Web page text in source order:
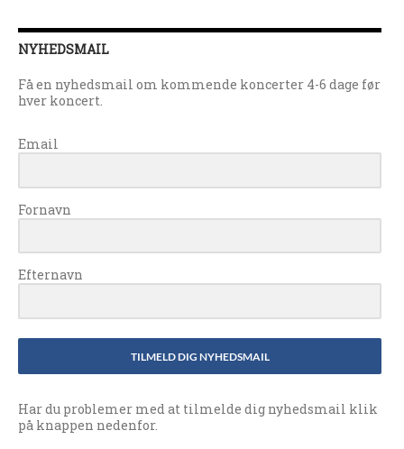
NYHEDSMAIL
Få en nyhedsmail om kommende koncerter 4-6 dage før
hver koncert.
Email
Fornavn
Efternavn
TILMELD DIG NYHEDSMAIL
Har du problemer med at tilmelde dig nyhedsmail klik
på knappen nedenfor.